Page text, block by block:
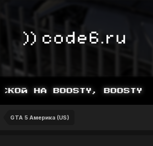
BOOSTY, BOOSTY.TO/
GTA 5 Америка (US)